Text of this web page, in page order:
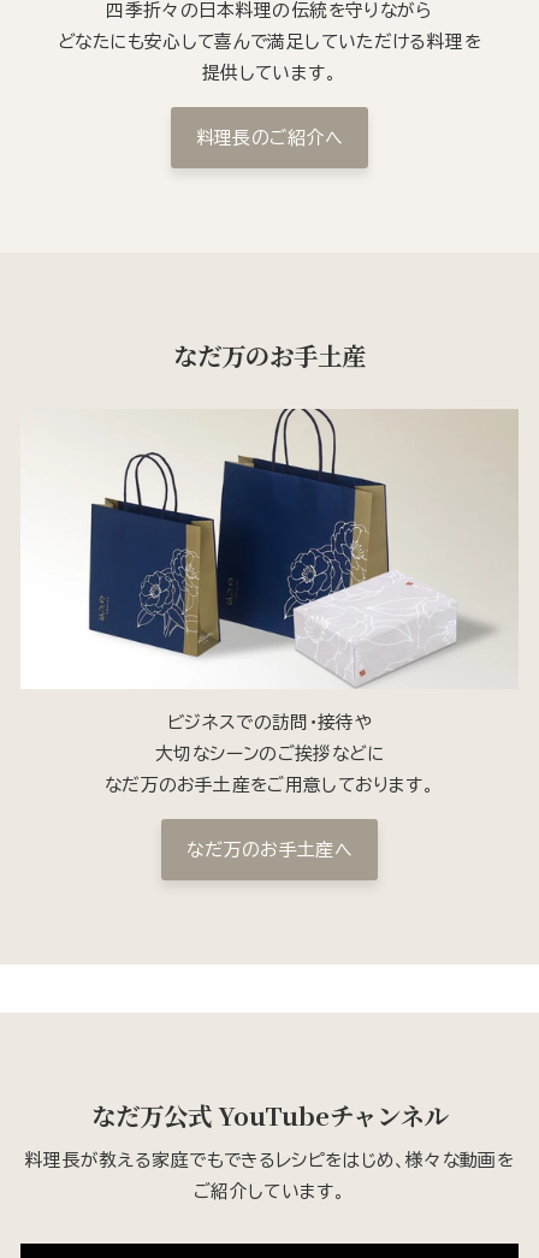
四季折々の日本料理の伝統を守りながら
どなたにも安心して喜んで満足していただける料理を
提供しています。
料理長のご紹介へ
なだ万のお手土産
ビジネスでの訪問・接待や
大切なシーンのご挨拶などに
なだ万のお手土産をご用意しております。
なだ万のお手土産へ
なだ万公式 YouTubeチャンネル
料理長が教える家庭でもできるレシピをはじめ、様々な動画を
ご紹介しています。